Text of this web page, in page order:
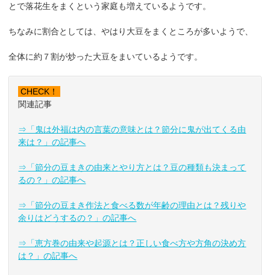
とで落花生をまくという家庭も増えているようです。
ちなみに割合としては、やはり大豆をまくところが多いようで、
全体に約７割が炒った大豆をまいているようです。
CHECK！
関連記事
⇒「鬼は外福は内の言葉の意味とは？節分に鬼が出てくる由
来は？」の記事へ
⇒「節分の豆まきの由来とやり方とは？豆の種類も決まって
るの？」の記事へ
⇒「節分の豆まき作法と食べる数が年齢の理由とは？残りや
余りはどうするの？」の記事へ
⇒「恵方巻の由来や起源とは？正しい食べ方や方角の決め方
は？」の記事へ